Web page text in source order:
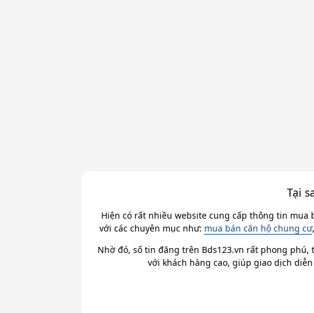
Tại
Hiện có rất nhiều website cung cấp thông tin
với các chuyên mục như: mua bán căn hộ chung cư,
Nhờ đó, số tin đăng trên Bds123.vn rất phong
với khách hàng cao, giúp giao dịch